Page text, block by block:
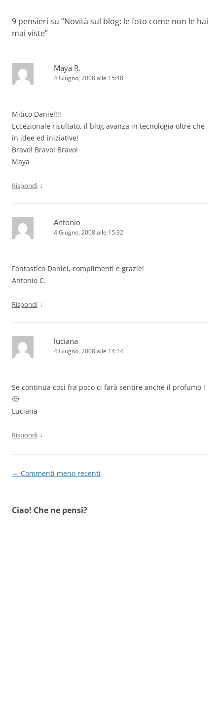
9 pensieri su “Novità sul blog: le foto come non le hai
mai viste”
Maya R.
4 Giugno, 2008 alle 15:48
Mitico Daniel!!!
Eccezionale risultato, il blog avanza in tecnologia oltre che
in idee ed iniziative!
Bravo! Bravo! Bravo!
Maya
Rispondi ↓
Antonio
4 Giugno, 2008 alle 15:32
Fantastico Daniel, complimenti e grazie!
Antonio C.
Rispondi ↓
luciana
4 Giugno, 2008 alle 14:14
Se continua così fra poco ci farà sentire anche il profumo !
🙂
Luciana
Rispondi ↓
Navigazione
← Commenti meno recenti
Ciao! Che ne pensi?